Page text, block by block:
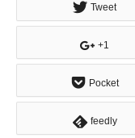
Tweet
+1
Pocket
feedly